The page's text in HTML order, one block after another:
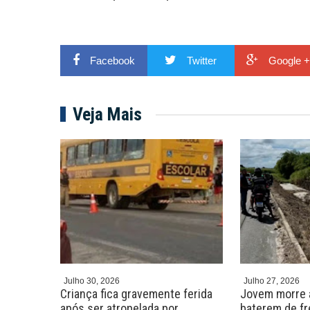
Facebook Twitter Google +
Veja Mais
Julho 30, 2026
Criança fica gravemente ferida
Julho 27, 2026
Jovem morre